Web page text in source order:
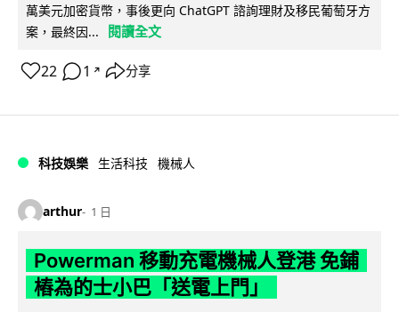
萬美元加密貨幣，事後更向 ChatGPT 諮詢理財及移民葡萄牙方
案，最終因...
閱讀全文
22 1 ↗ 分享
科技娛樂 生活科技 機械人
arthur 1 日
Powerman 移動充電機械人登港 免鋪
樁為的士小巴「送電上門」